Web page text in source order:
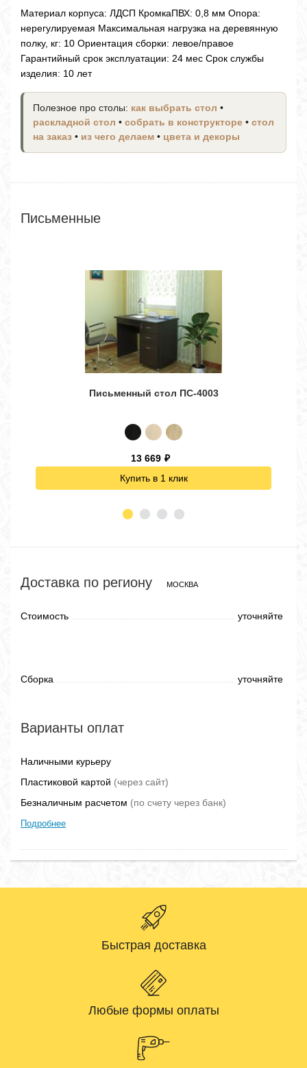
Материал корпуса: ЛДСП КромкаПВХ: 0,8 мм Опора:
нерегулируемая Максимальная нагрузка на деревянную
полку, кг: 10 Ориентация сборки: левое/правое
Гарантийный срок эксплуатации: 24 мес Срок службы
изделия: 10 лет
Полезное про столы: как выбрать стол •
раскладной стол • собрать в конструкторе • стол
на заказ • из чего делаем • цвета и декоры
Письменные
Письменный стол ПС-4003
13 669 ₽
Купить в 1 клик
Доставка по региону МОСКВА
Стоимость уточняйте
Сборка уточняйте
Варианты оплат
Наличными курьеру
Пластиковой картой (через сайт)
Безналичным расчетом (по счету через банк)
Подробнее
Быстрая доставка
Любые формы оплаты